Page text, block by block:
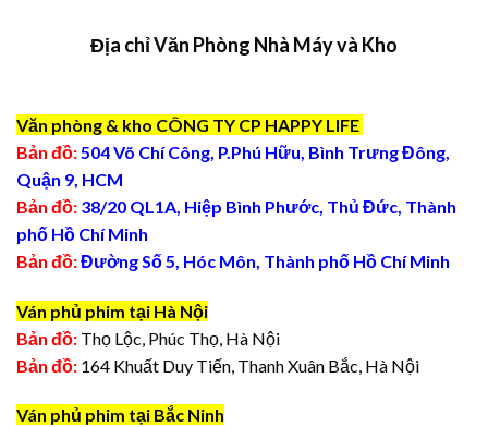
Địa chỉ Văn Phòng Nhà Máy và Kho
Văn phòng & kho CÔNG TY CP HAPPY LIFE
Bản đồ:504 Võ Chí Công, P.Phú Hữu, Bình Trưng Đông,
Quận 9, HCM
Bản đồ: 38/20 QL1A, Hiệp Bình Phước, Thủ Đức, Thành
phố Hồ Chí Minh
Bản đồ:Đường Số 5, Hóc Môn, Thành phố Hồ Chí Minh
Ván phủ phim tại Hà Nội
Bản đồ: Thọ Lộc, Phúc Thọ, Hà Nội
Bản đồ: 164 Khuất Duy Tiến, Thanh Xuân Bắc, Hà Nội
Ván phủ phim tại Bắc Ninh